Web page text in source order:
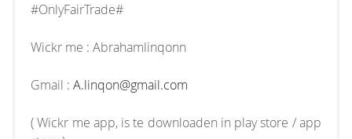
#OnlyFairTrade#
Wickr me : Abrahamlinqonn
Gmail : A.linqon@gmail.com
( Wickr me app, is te downloaden in play store / app